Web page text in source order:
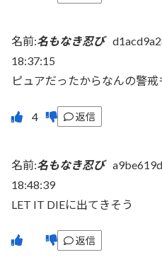
名前:名もなき忍び
18:37:15
ピュアだったからなんの警
返信
名前:名もなき忍び
18:48:39
LET IT DIEに出てきそう
返信